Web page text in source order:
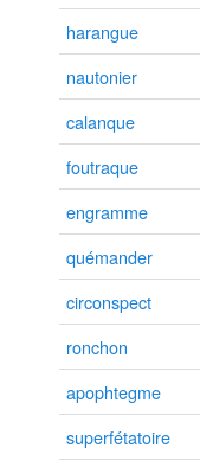
harangue
nautonier
calanque
foutraque
engramme
quémander
circonspect
ronchon
apophtegme
superfétatoire